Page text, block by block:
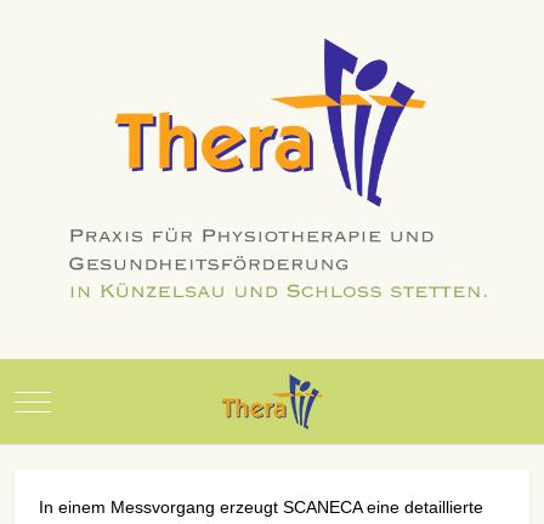
Mobile Menu Toggle
In einem Messvorgang erzeugt SCANECA eine detaillierte